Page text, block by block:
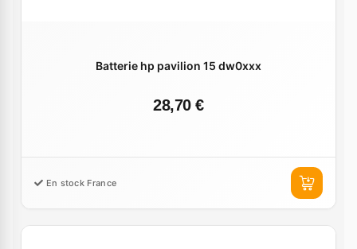
Batterie hp pavilion 15 dw0xxx
28,70 €
En stock France